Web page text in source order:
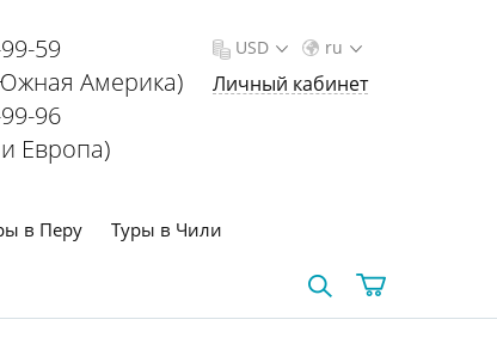
59
Америка)
96
Европа)
ru
USD
Личный кабинет
в Перу Туры в Чили